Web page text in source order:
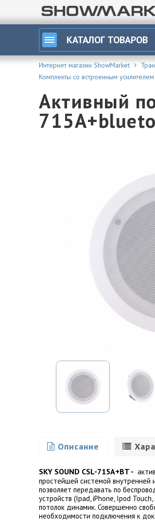
КАТАЛОГ ТОВАРОВ
Интернет магазин ShowMarket
Комплекты со встроенным усилителем
Активный
Описание
SKY SOUND CSL-715A+BT -
простейшей системой внутренней
позволяет передавать по
устройств (Ipad, iPhone, Ipod
потолок динамик. Совершенно
необходимости подключения к